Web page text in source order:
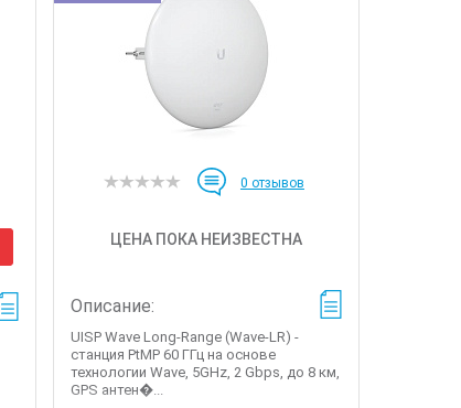
0 отзывов
ЦЕНА ПОКА НЕИЗВЕСТНА
Описание:
UISP Wave Long-Range (Wave-LR) -
станция PtMP 60 ГГц на основе
технологии Wave, 5GHz, 2 Gbps, до 8 км,
GPS антен�...